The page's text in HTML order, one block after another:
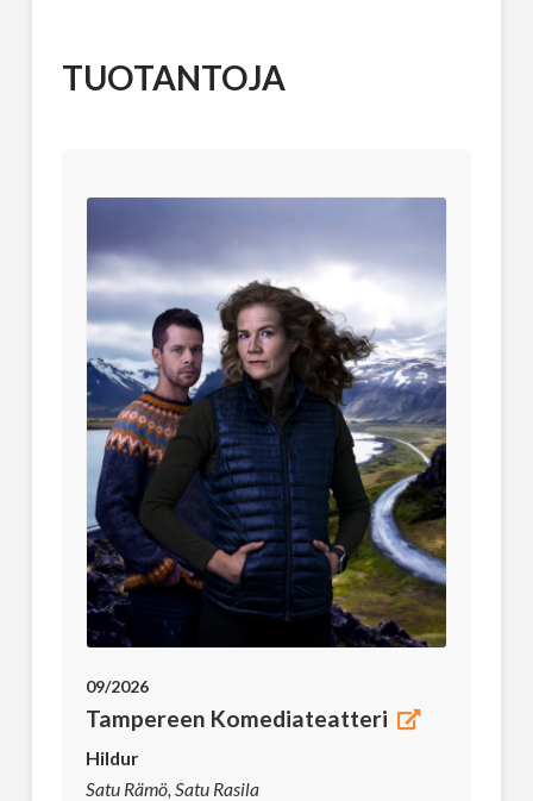
TUOTANTOJA
09/2026
Tampereen Komediateatteri
Hildur
Satu Rämö, Satu Rasila